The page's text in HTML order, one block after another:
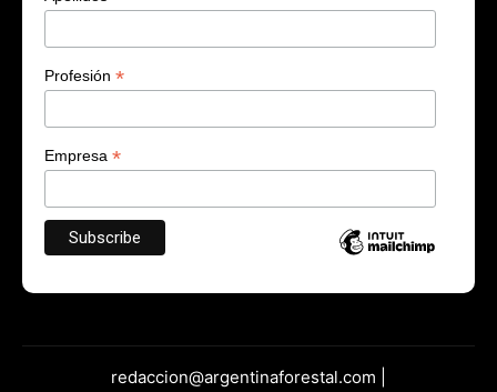
Profesión *
Empresa *
redaccion@argentinaforestal.com |